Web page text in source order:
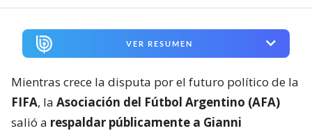
VER RESUMEN
Mientras crece la disputa por el futuro político de la
FIFA, la Asociación del Fútbol Argentino (AFA)
salió a respaldar públicamente a Gianni